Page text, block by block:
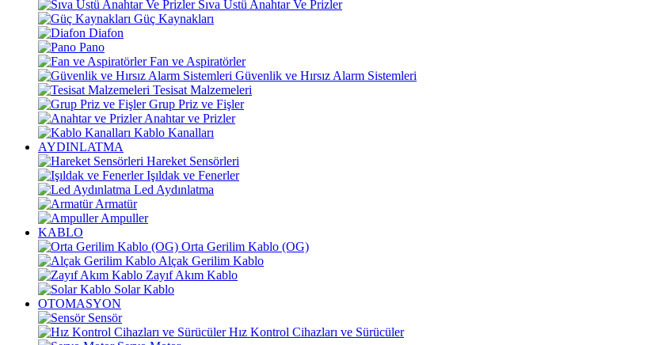
Sıva Üstü Anahtar Ve Prizler
Güç Kaynakları
Diafon
Pano
Fan ve Aspiratörler
Güvenlik ve Hırsız Alarm Sistemleri
Tesisat Malzemeleri
Grup Priz ve Fişler
Anahtar ve Prizler
Kablo Kanalları
AYDINLATMA
Hareket Sensörleri
Işıldak ve Fenerler
Led Aydınlatma
Armatür
Ampuller
KABLO
Orta Gerilim Kablo (OG)
Alçak Gerilim Kablo
Zayıf Akım Kablo
Solar Kablo
OTOMASYON
Sensör
Hız Kontrol Cihazları ve Sürücüler